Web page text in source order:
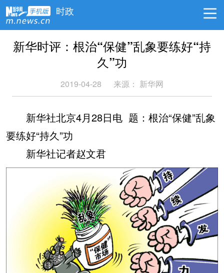
时政
新华时评：根治“保健”乱象要练好“持
久”功
2019-04-28 来源： 新华网
新华社北京4月28日电 题：根治“保健”乱象
要练好“持久”功
新华社记者赵文君